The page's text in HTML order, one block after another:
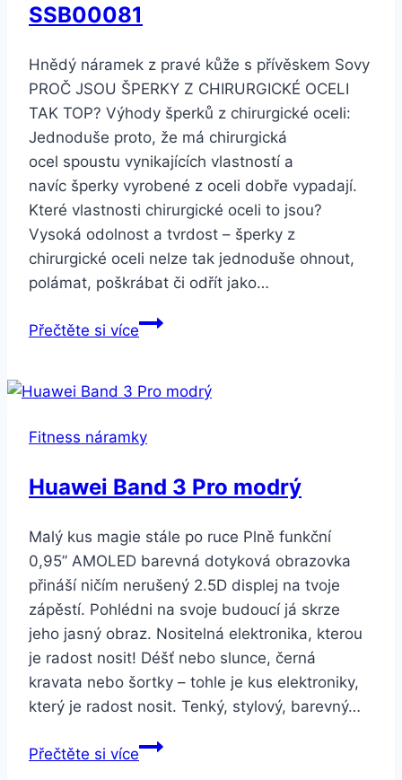
SSB00081
Hnědý náramek z pravé kůže s přívěskem Sovy
PROČ JSOU ŠPERKY Z CHIRURGICKÉ OCELI
TAK TOP? Výhody šperků z chirurgické oceli:
Jednoduše proto, že má chirurgická
ocel spoustu vynikajících vlastností a
navíc šperky vyrobené z oceli dobře vypadají.
Které vlastnosti chirurgické oceli to jsou?
Vysoká odolnost a tvrdost – šperky z
chirurgické oceli nelze tak jednoduše ohnout,
polámat, poškrábat či odřít jako…
Přečtěte si víceSmartuj
z
kůže
přívěskem
SSB00081
Fitness náramky
Huawei Band 3 Pro modrý
Malý kus magie stále po ruce Plně funkční
0,95” AMOLED barevná dotyková obrazovka
přináší ničím nerušený 2.5D displej na tvoje
zápěstí. Pohlédni na svoje budoucí já skrze
jeho jasný obraz. Nositelná elektronika, kterou
je radost nosit! Déšť nebo slunce, černá
kravata nebo šortky – tohle je kus elektroniky,
který je radost nosit. Tenký, stylový, barevný…
Přečtěte si víceHuawei